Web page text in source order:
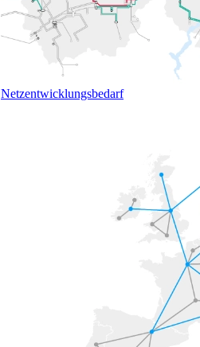
Netzentwicklungsbedarf